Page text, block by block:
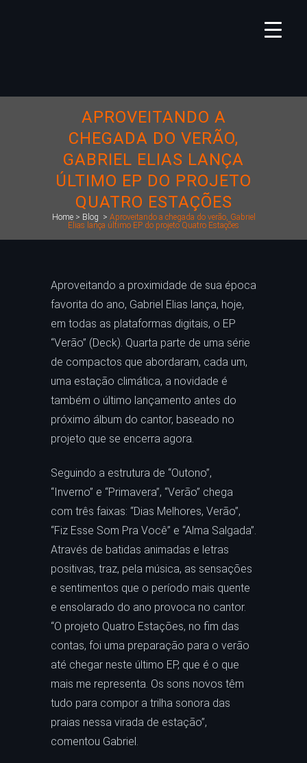
APROVEITANDO A
CHEGADA DO VERÃO,
GABRIEL ELIAS LANÇA
ÚLTIMO EP DO PROJETO
QUATRO ESTAÇÕES
Home> Blog > Aproveitando a chegada do verão, Gabriel
Elias lança último EP do projeto Quatro Estações
Aproveitando a proximidade de sua época
favorita do ano, Gabriel Elias lança, hoje,
em todas as plataformas digitais, o EP
“Verão” (Deck). Quarta parte de uma série
de compactos que abordaram, cada um,
uma estação climática, a novidade é
também o último lançamento antes do
próximo álbum do cantor, baseado no
projeto que se encerra agora.
Seguindo a estrutura de “Outono”,
“Inverno” e “Primavera”, “Verão” chega
com três faixas: “Dias Melhores, Verão”,
“Fiz Esse Som Pra Você” e “Alma Salgada”.
Através de batidas animadas e letras
positivas, traz, pela música, as sensações
e sentimentos que o período mais quente
e ensolarado do ano provoca no cantor.
“O projeto Quatro Estações, no fim das
contas, foi uma preparação para o verão
até chegar neste último EP, que é o que
mais me representa. Os sons novos têm
tudo para compor a trilha sonora das
praias nessa virada de estação”,
comentou Gabriel.